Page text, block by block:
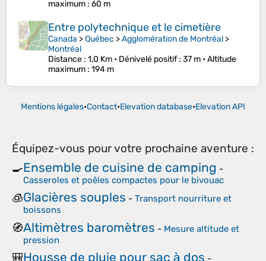
maximum : 60 m
Entre polytechnique et le cimetière
Canada >Québec >Agglomération de Montréal >
Montréal
Distance : 1,0 Km • Dénivelé positif: 37 m •Altitude
maximum : 194 m
Mentions légales•Contact•Elevation database•Elevation API
Équipez-vous pour votre prochaine aventure :
🍳Ensemble de cuisine de camping -
Casseroles et poêles compactes pour le bivouac
🧊Glacières souples - Transport nourriture et
boissons
🧭Altimètres baromètres - Mesure altitude et
pression
🎒Housse de pluie pour sac à dos -